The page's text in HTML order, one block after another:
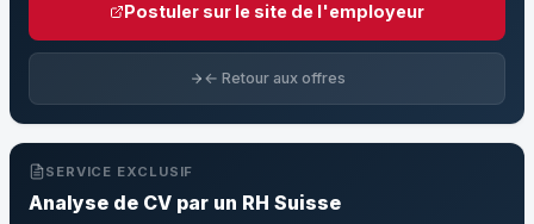
Postuler sur le site de l'employeur
← Retour aux offres
SERVICE EXCLUSIF
Analyse de CV par un RH Suisse